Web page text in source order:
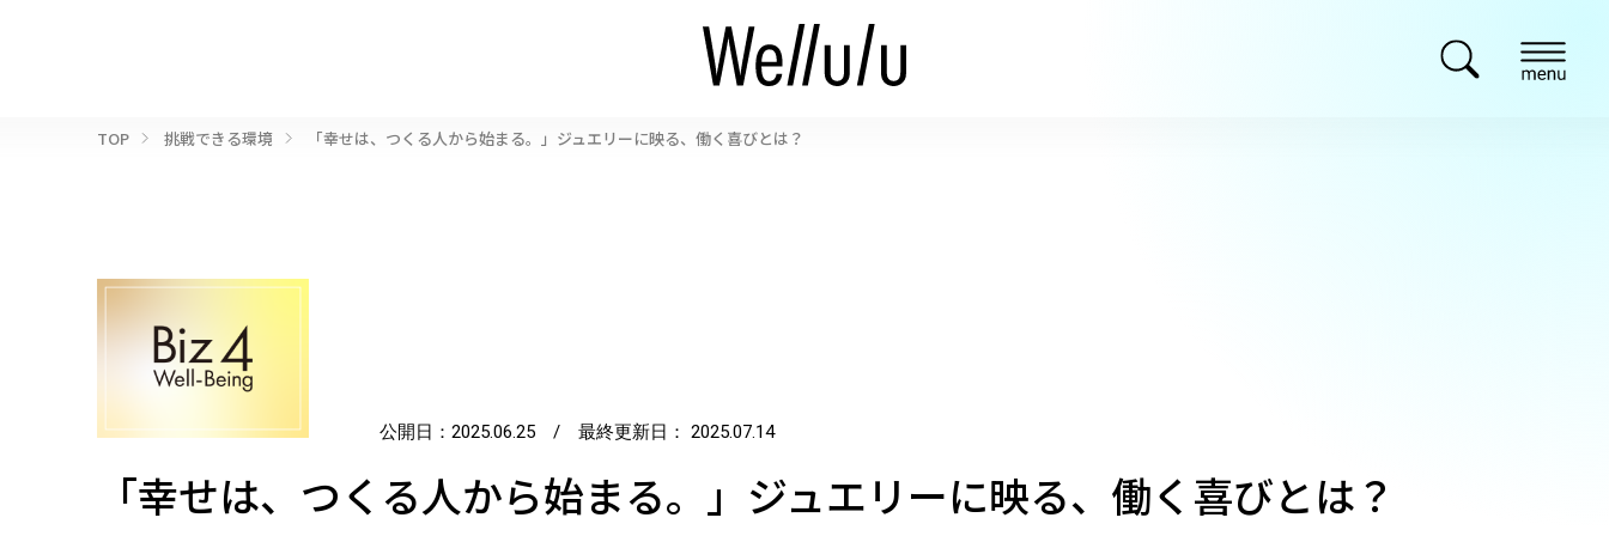
TOP 挑戦できる環境 「幸せは、つくる人から始まる。」ジュエリーに映る、働く喜びとは？
公開日：2025.06.25 / 最終更新日： 2025.07.14
「幸せは、つくる人から始まる。」ジュエリーに映る、働く喜びとは？